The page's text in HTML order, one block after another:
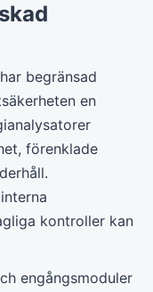
begränsad
en
förenklade
kontroller kan
engångsmoduler